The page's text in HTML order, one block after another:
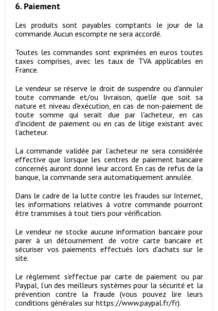
6. Paiement
Les produits sont payables comptants le jour de la
commande. Aucun escompte ne sera accordé.
Toutes les commandes sont exprimées en euros toutes
taxes comprises, avec les taux de TVA applicables en
France.
Le vendeur se réserve le droit de suspendre ou d'annuler
toute commande et/ou livraison, quelle que soit sa
nature et niveau d'exécution, en cas de non-paiement de
toute somme qui serait due par l'acheteur, en cas
d'incident de paiement ou en cas de litige existant avec
l’acheteur.
La commande validée par l’acheteur ne sera considérée
effective que lorsque les centres de paiement bancaire
concernés auront donné leur accord. En cas de refus de la
banque, la commande sera automatiquement annulée.
Dans le cadre de la lutte contre les fraudes sur Internet,
les informations relatives à votre commande pourront
être transmises à tout tiers pour vérification.
Le vendeur ne stocke aucune information bancaire pour
parer à un détournement de votre carte bancaire et
sécuriser vos paiements effectués lors d'achats sur le
site.
Le règlement s’effectue par carte de paiement ou par
Paypal, l’un des meilleurs systèmes pour la sécurité et la
prévention contre la fraude (vous pouvez lire leurs
conditions générales sur https://www.paypal.fr/fr).